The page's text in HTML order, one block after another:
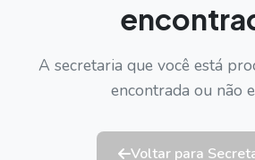
A secretaria que você está
encontrada ou não
Voltar para